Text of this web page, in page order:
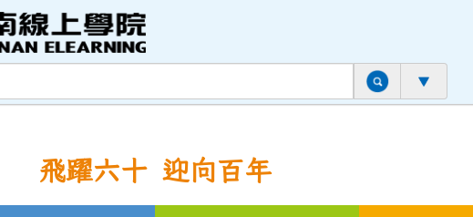
飛躍六十 迎向百年